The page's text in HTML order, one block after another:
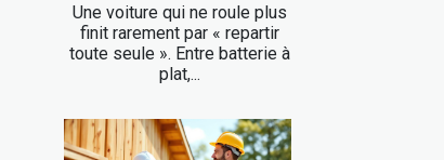
Une voiture qui ne roule plus
finit rarement par « repartir
toute seule ». Entre batterie à
plat,...